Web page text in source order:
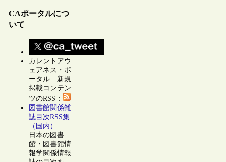
CAポータルにつ
いて
カレントアウ
ェアネス・ポ
ータル 新規
掲載コンテン
ツのRSS：
図書館関係雑
誌目次RSS集
（国内）
日本の図書
館・図書館情
報学関係情報